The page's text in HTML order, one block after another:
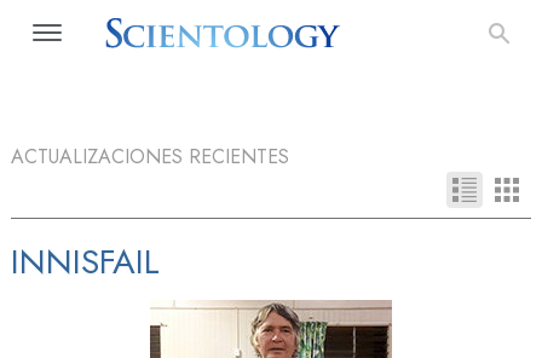
ACTUALIZACIONES RECIENTES
INNISFAIL